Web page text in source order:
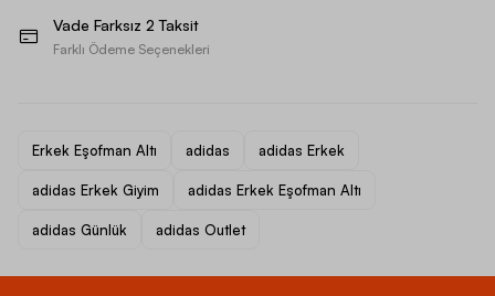
Vade Farksız 2 Taksit
Farklı Ödeme Seçenekleri
Erkek Eşofman Altı adidas adidas Erkek
adidas Erkek Giyim adidas Erkek Eşofman Altı
adidas Günlük adidas Outlet